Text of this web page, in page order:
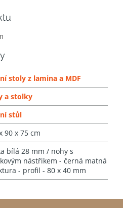
stoly z lamina a MDF
a stolky
stůl
90 x 75 cm
bílá 28 mm / nohy s
nástřikem - černá matná
- profil - 80 x 40 mm